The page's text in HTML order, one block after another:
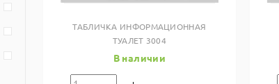
ТАБЛИЧКА ИНФОРМАЦИОННАЯ
ТУАЛЕТ 3004
В наличии